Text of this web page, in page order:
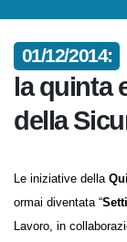
01/12/2014:
la quinta
Le iniziative della
ormai diventata “
Lavoro, in